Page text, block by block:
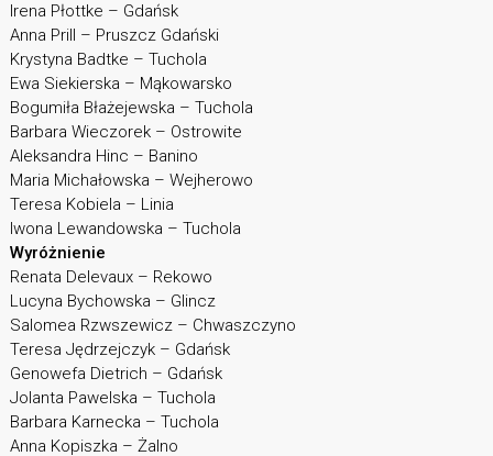
Irena Płottke – Gdańsk
Anna Prill – Pruszcz Gdański
Krystyna Badtke – Tuchola
Ewa Siekierska – Mąkowarsko
Bogumiła Błażejewska – Tuchola
Barbara Wieczorek – Ostrowite
Aleksandra Hinc – Banino
Maria Michałowska – Wejherowo
Teresa Kobiela – Linia
Iwona Lewandowska – Tuchola
Wyróżnienie
Renata Delevaux – Rekowo
Lucyna Bychowska – Glincz
Salomea Rzwszewicz – Chwaszczyno
Teresa Jędrzejczyk – Gdańsk
Genowefa Dietrich – Gdańsk
Jolanta Pawelska – Tuchola
Barbara Karnecka – Tuchola
Anna Kopiszka – Żalno